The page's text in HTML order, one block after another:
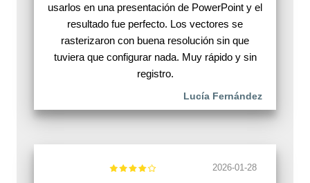
usarlos en una presentación de PowerPoint y el
resultado fue perfecto. Los vectores se
rasterizaron con buena resolución sin que
tuviera que configurar nada. Muy rápido y sin
registro.
Lucía Fernández
2026-01-28